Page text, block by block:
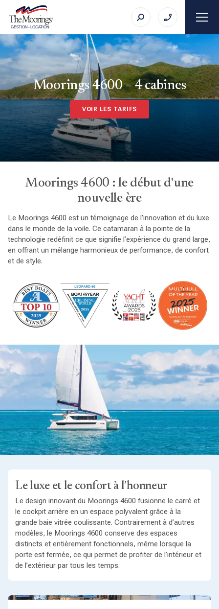
GESTION - LOCATION
Moorings 4600 – 4 cabines
VOIR LES TARIFS
Moorings 4600 : le début d'une
nouvelle ère
Le Moorings 4600 est un témoignage de l’innovation et du luxe
dans le monde de la voile. Ce catamaran à la pointe de la
technologie redéfinit ce que signifie l’expérience du grand large,
en offrant un mélange harmonieux de performance, de confort
et de style.
Le luxe et le confort à l’honneur
Le design innovant du Moorings 4600 fusionne le carré et
le cockpit arrière en un espace polyvalent grâce à la
grande baie vitrée coulissante. Contrairement à d’autres
modèles, le Moorings 4600 conserve des espaces
distincts et entièrement fonctionnels, même lorsque la
porte est fermée, ce qui permet de profiter de l’intérieur et
de l’extérieur par tous les temps.